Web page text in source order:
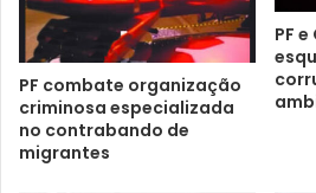
PF combate organização
criminosa especializada
no contrabando de
migrantes
PF